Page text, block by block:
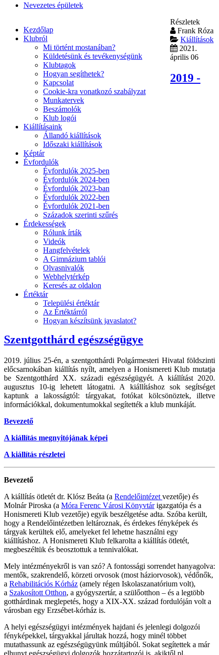
Nevezetes épületek
Kezdőlap
Klubról
Mi történt mostanában?
Küldetésünk és tevékenységünk
Klubtagok
Hogyan segíthetek?
Kapcsolat
Cookie-kra vonatkozó szabályzat
Munkatervek
Beszámolók
Klub logói
Kiállításaink
Állandó kiállítások
Időszaki kiállítások
Képtár
Évfordulók
Évfordulók 2025-ben
Évfordulók 2024-ben
Évfordulók 2023-ban
Évfordulók 2022-ben
Évfordulók 2021-ben
Századok szerinti szűrés
Érdekességek
Rólunk írták
Videók
Hangfelvételek
A Gimnázium tablói
Olvasnivalók
Webhelytérkép
Keresés az oldalon
Értéktár
Települési értéktár
Az Értéktárról
Hogyan készítsünk javaslatot?
Részletek
Frank Róza
Kiállítások
2021.
április 06
2019 -
Szentgotthárd egészségügye
2019. július 25-én, a szentgotthárdi Polgármesteri Hivatal földszinti
előcsarnokában kiállítás nyílt, amelyen a Honismereti Klub mutatja
be Szentgotthárd XX. századi egészségügyét. A kiállítást 2020.
augusztus 10-ig lehetett látogatni. A kiállításhoz sok segítséget
kaptunk a lakosságtól: tárgyakat, fotókat kölcsönöztek, illetve
információkkal, dokumentumokkal segítették a klub munkáját.
Bevezető
A kiállítás megnyitójának képei
A kiállítás részletei
Bevezető
A kiállítás ötletét dr. Klósz Beáta (a Rendelőintézet vezetője) és
Molnár Piroska (a Móra Ferenc Városi Könyvtárigazgatója és a
Honismereti Klub vezetője) egyik beszélgetése adta. Szóba került,
hogy a Rendelőintézetben leltároznak, és érdekes fényképek és
tárgyak kerültek elő, amelyeket fel lehetne használni egy
kiállításhoz. A Honismereti Klub felkarolta a kiállítás ötletét,
megbeszéltük és beosztottuk a tennivalókat.
Mely intézményekről is van szó? A fontossági sorrendet hanyagolva:
mentők, szakrendelő, körzeti orvosok (most háziorvosok), védőnők,
a Rehabilitációs Kórház (amely régen Iskolaszanatórium volt),
a Szakosított Otthon, a gyógyszertár, a szülőotthon – és a legtöbb
gotthárdinak meglepetés, hogy a XIX-XX. század fordulóján volt a
városban egy Erzsébet-kórház is.
A helyi egészségügyi intézmények hajdani és jelenlegi dolgozói
fényképekkel, tárgyakkal járultak hozzá, hogy minél többet
mutathassunk az egészségügyünk múltjából. Sokat segítettek a már
elhunyt egészségügyi dolgozók hozzátartozói is, akiktől pl.